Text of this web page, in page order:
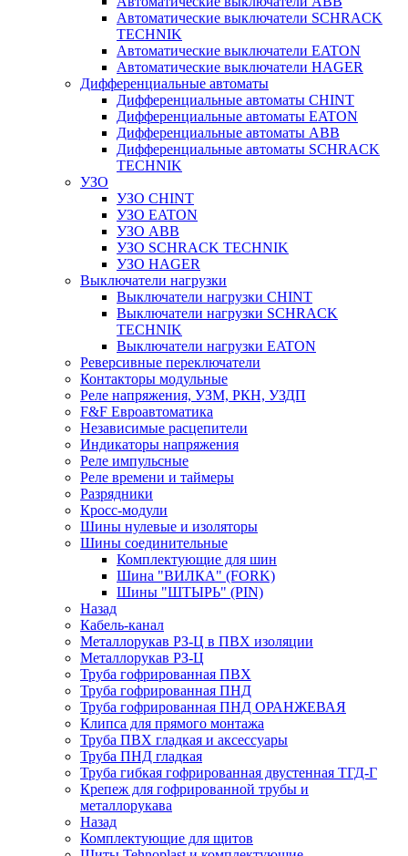
Автоматические выключатели SCHRACK
TECHNIK
Автоматические выключатели EATON
Автоматические выключатели HAGER
Дифференциальные автоматы
Дифференциальные автоматы CHINT
Дифференциальные автоматы EATON
Дифференциальные автоматы ABB
Дифференциальные автоматы SCHRACK
TECHNIK
УЗО
УЗО CHINT
УЗО EATON
УЗО ABB
УЗО SCHRACK TECHNIK
УЗО HAGER
Выключатели нагрузки
Выключатели нагрузки CHINT
Выключатели нагрузки SCHRACK
TECHNIK
Выключатели нагрузки EATON
Реверсивные переключатели
Контакторы модульные
Реле напряжения, УЗМ, РКН, УЗДП
F&F Евроавтоматика
Независимые расцепители
Индикаторы напряжения
Реле импульсные
Реле времени и таймеры
Разрядники
Кросс-модули
Шины нулевые и изоляторы
Шины соединительные
Комплектующие для шин
Шина "ВИЛКА" (FORK)
Шины "ШТЫРЬ" (PIN)
Назад
Кабель-канал
Металлорукав РЗ-Ц в ПВХ изоляции
Металлорукав РЗ-Ц
Труба гофрированная ПВХ
Труба гофрированная ПНД
Труба гофрированная ПНД ОРАНЖЕВАЯ
Клипса для прямого монтажа
Труба ПВХ гладкая и аксессуары
Труба ПНД гладкая
Труба гибкая гофрированная двустенная ТГД-Г
Крепеж для гофрированной трубы и
металлорукава
Назад
Комплектующие для щитов